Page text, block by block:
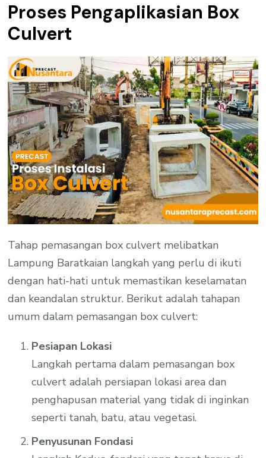
Proses Pengaplikasian Box
Culvert
Tahap pemasangan box culvert melibatkan
Lampung Baratkaian langkah yang perlu di ikuti
dengan hati-hati untuk memastikan keselamatan
dan keandalan struktur. Berikut adalah tahapan
umum dalam pemasangan box culvert:
Pesiapan Lokasi
Langkah pertama dalam pemasangan box
culvert adalah persiapan lokasi area dan
penghapusan material yang tidak di inginkan
seperti tanah, batu, atau vegetasi.
Penyusunan Fondasi